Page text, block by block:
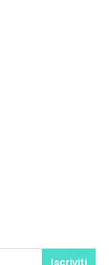
Iscriviti